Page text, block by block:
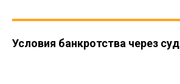
Условия банкротства через суд